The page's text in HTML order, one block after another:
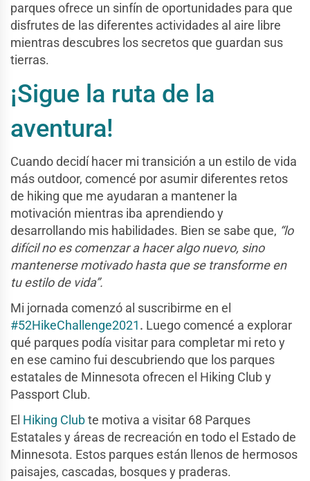
parques ofrece un sinfín de oportunidades para que
disfrutes de las diferentes actividades al aire libre
mientras descubres los secretos que guardan sus
tierras.
¡Sigue la ruta de la
aventura!
Cuando decidí hacer mi transición a un estilo de vida
más outdoor, comencé por asumir diferentes retos
de hiking que me ayudaran a mantener la
motivación mientras iba aprendiendo y
desarrollando mis habilidades. Bien se sabe que, “lo
difícil no es comenzar a hacer algo nuevo, sino
mantenerse motivado hasta que se transforme en
tu estilo de vida”.
Mi jornada comenzó al suscribirme en el
#52HikeChallenge2021. Luego comencé a explorar
qué parques podía visitar para completar mi reto y
en ese camino fui descubriendo que los parques
estatales de Minnesota ofrecen el Hiking Club y
Passport Club.
El Hiking Clubte motiva a visitar 68 Parques
Estatales y áreas de recreación en todo el Estado de
Minnesota. Estos parques están llenos de hermosos
paisajes, cascadas, bosques y praderas.